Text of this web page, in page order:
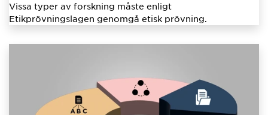
Vissa typer av forskning måste enligt
Etikprövningslagen genomgå etisk prövning.